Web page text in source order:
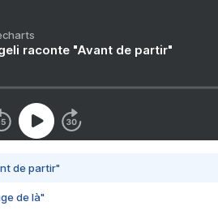
raconte "Avant de partir"
de partir"
de là"